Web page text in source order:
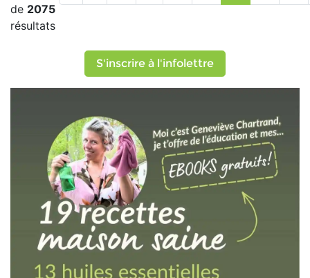
de 2075
résultats
S'inscrire à l'infolettre